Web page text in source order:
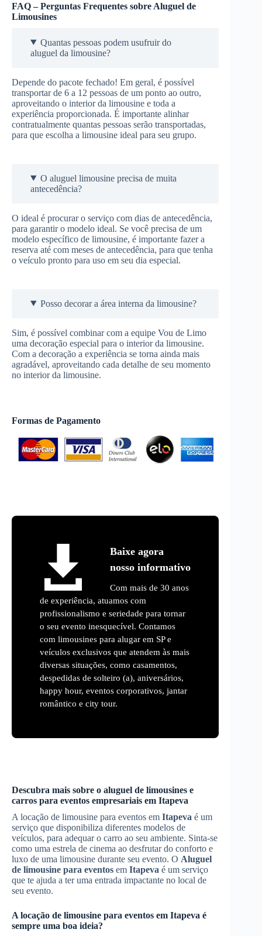
FAQ – Perguntas Frequentes sobre Aluguel de
Limousines
Quantas pessoas podem usufruir do
aluguel da limousine?
Depende do pacote fechado! Em geral, é possível
transportar de 6 a 12 pessoas de um ponto ao outro,
aproveitando o interior da limousine e toda a
experiência proporcionada. É importante alinhar
contratualmente quantas pessoas serão transportadas,
para que escolha a limousine ideal para seu grupo.
O aluguel limousine precisa de muita
antecedência?
O ideal é procurar o serviço com dias de antecedência,
para garantir o modelo ideal. Se você precisa de um
modelo específico de limousine, é importante fazer a
reserva até com meses de antecedência, para que tenha
o veículo pronto para uso em seu dia especial.
Posso decorar a área interna da limousine?
Sim, é possível combinar com a equipe Vou de Limo
uma decoração especial para o interior da limousine.
Com a decoração a experiência se torna ainda mais
agradável, aproveitando cada detalhe de seu momento
no interior da limousine.
Formas de Pagamento
Baixe agora
nosso informativo
Com mais de 30 anos
de experiência, atuamos com
profissionalismo e seriedade para tornar
o seu evento inesquecível. Contamos
com limousines para alugar em SP e
veículos exclusivos que atendem às mais
diversas situações, como casamentos,
despedidas de solteiro (a), aniversários,
happy hour, eventos corporativos, jantar
romântico e city tour.
Descubra mais sobre o aluguel de limousines e
carros para eventos empresariais em Itapeva
A locação de limousine para eventos em Itapeva é um
serviço que disponibiliza diferentes modelos de
veículos, para adequar o carro ao seu ambiente. Sinta-se
como uma estrela de cinema ao desfrutar do conforto e
luxo de uma limousine durante seu evento. O Aluguel
de limousine para eventos em Itapeva é um serviço
que te ajuda a ter uma entrada impactante no local de
seu evento.
A locação de limousine para eventos em Itapeva é
sempre uma boa ideia?